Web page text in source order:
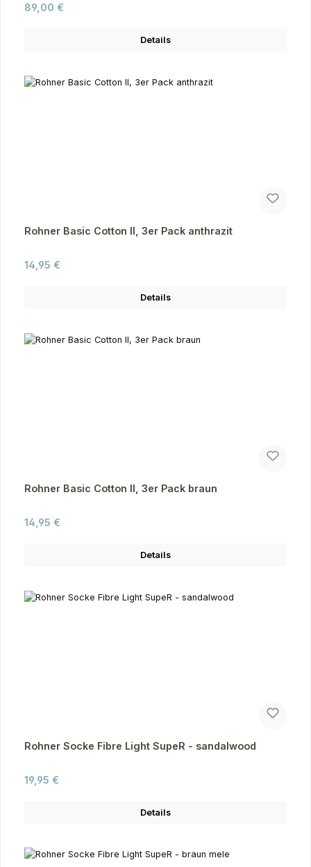
Regulärer Preis:
89,00 €
Details
Rohner Basic Cotton II, 3er Pack anthrazit
Regulärer Preis:
14,95 €
Details
Rohner Basic Cotton II, 3er Pack braun
Regulärer Preis:
14,95 €
Details
Rohner Socke Fibre Light SupeR - sandalwood
Regulärer Preis:
19,95 €
Details